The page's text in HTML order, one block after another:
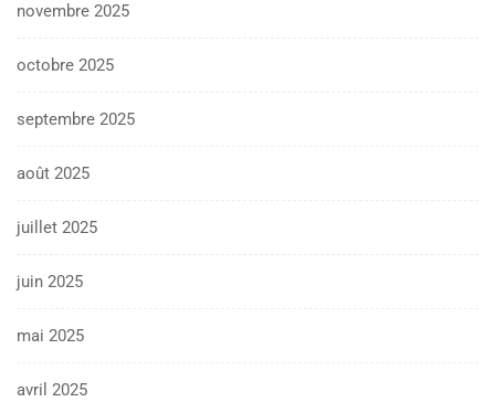
novembre 2025
octobre 2025
septembre 2025
août 2025
juillet 2025
juin 2025
mai 2025
avril 2025